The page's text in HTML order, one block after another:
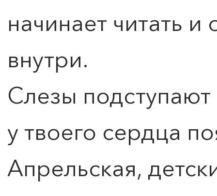
начинает читать и
внутри.
Слезы подступают
у твоего сердца
Апрельская,